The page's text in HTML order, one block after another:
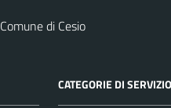
Comune di Cesio
CATEGORIE DI SERVIZIO